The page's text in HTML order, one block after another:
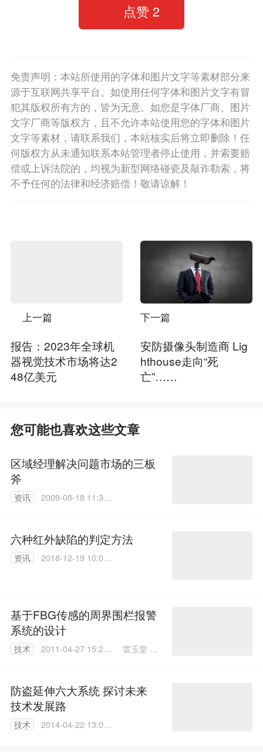
点赞 2
免责声明：本站所使用的字体和图片文字等素材部分来
源于互联网共享平台。如使用任何字体和图片文字有冒
犯其版权所有方的，皆为无意。如您是字体厂商、图片
文字厂商等版权方，且不允许本站使用您的字体和图片
文字等素材，请联系我们，本站核实后将立即删除！任
何版权方从未通知联系本站管理者停止使用，并索要赔
偿或上诉法院的，均视为新型网络碰瓷及敲诈勒索，将
不予任何的法律和经济赔偿！敬请谅解！
上一篇
报告：2023年全球机
器视觉技术市场将达2
48亿美元
下一篇
安防摄像头制造商 Lig
hthouse走向“死
亡”……
您可能也喜欢这些文章
区域经理解决问题市场的三板
斧
资讯
2009-08-18 11:30:
六种红外缺陷的判定方法
资讯
2018-12-19 10:07:
基于FBG传感的周界围栏报警
系统的设计
技术
2011-04-27 15:27:
雷玉堂 杨
防盗延伸六大系统 探讨未来
技术发展路
技术
2014-04-22 13:07: